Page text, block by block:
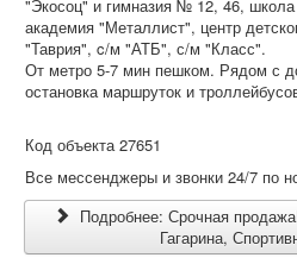
"Экосоц" и гимназия № 12, 46,
академия "Металлист", центр
"Таврия", c/м "АТБ", с/м "Класс".
От метро 5-7 мин пешком. Рядом с
остановка маршруток и
Код объекта 27651
Все мессенджеры и звонки 24/7 по
Подробнее: Срочная
Гагарина,